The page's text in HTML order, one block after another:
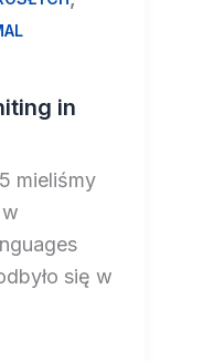
in
mieliśmy
się w